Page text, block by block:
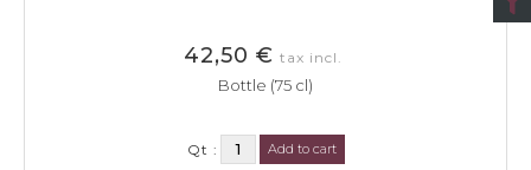
42,50 € tax incl.
Bottle (75 cl)
Qt : Add to cart